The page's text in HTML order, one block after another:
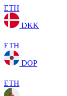
ETH
DKK
ETH
DOP
ETH